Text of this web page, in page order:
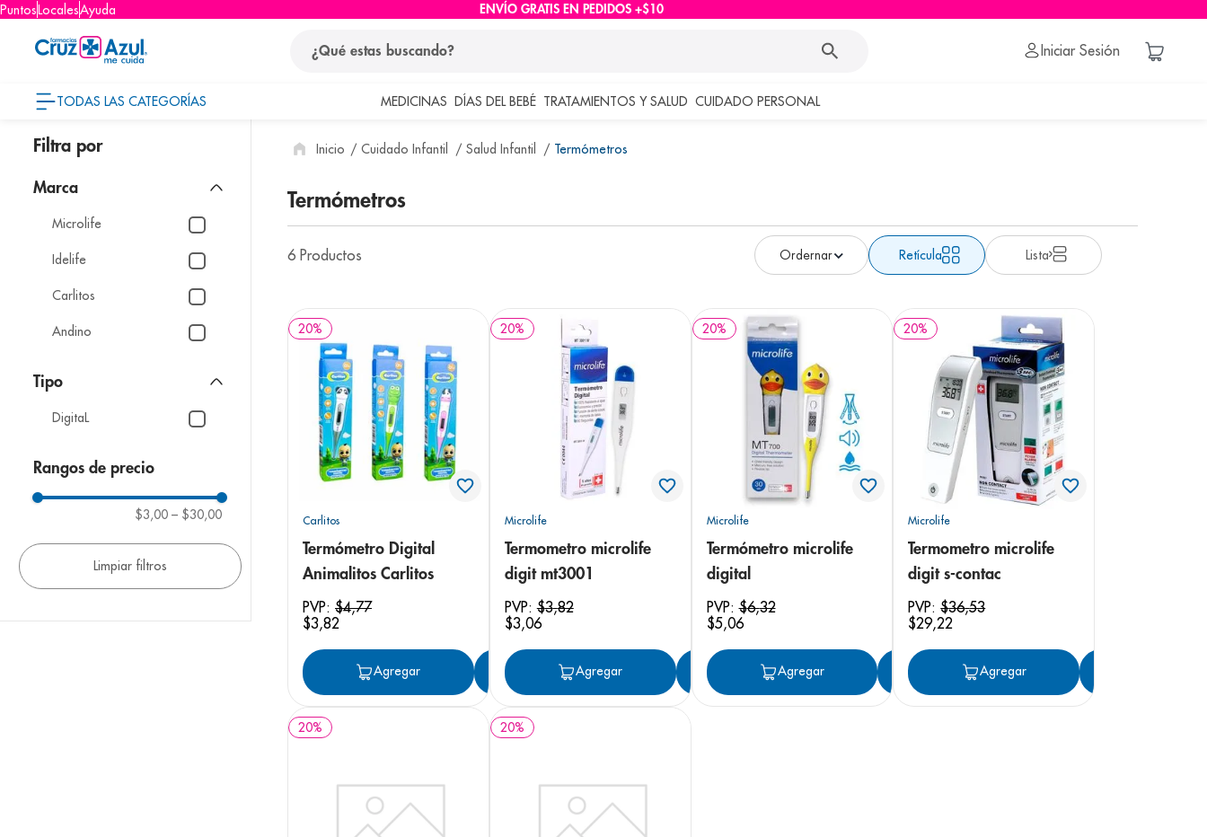
PuntosLocalesAyuda ENVÍO GRATIS EN PEDIDOS +$10
Iniciar Sesión
TODAS LAS CATEGORÍAS MEDICINAS DÍAS DEL BEBÉ TRATAMIENTOS Y SALUD CUIDADO PERSONAL
Marca
Microlife
Idelife
Carlitos
Andino
Tipo
DigitaL
Rangos de precio
$3,00 – $30,00
Cuidado Infantil Salud Infantil Termómetros
Termómetros
6 Productos Retícula Lista
20%
Carlitos
Termómetro Digital
Animalitos Carlitos
PVP: $4,77
$3,82
Agregar Agregar
20%
Microlife
Termometro microlife
digit mt3001
PVP:$3,82
$3,06
Agregar Agregar
20%
Microlife
Termómetro microlife
digital
PVP:$6,32
$5,06
Agregar Agregar
20%
Microlife
Termometro microlife
digit s-contac
PVP:$36,53
$29,22
Agregar
20% 20%
términos más buscados
1. protector solar
4 cerave
6. bioderma
7. shampoo
8. desodorante
9. pediasure
10.panolini